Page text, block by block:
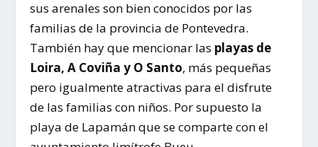
sus arenales son bien conocidos por las
familias de la provincia de Pontevedra.
También hay que mencionar las playas de
Loira, A Coviña y O Santo, más pequeñas
pero igualmente atractivas para el disfrute
de las familias con niños. Por supuesto la
playa de Lapamán que se comparte con el